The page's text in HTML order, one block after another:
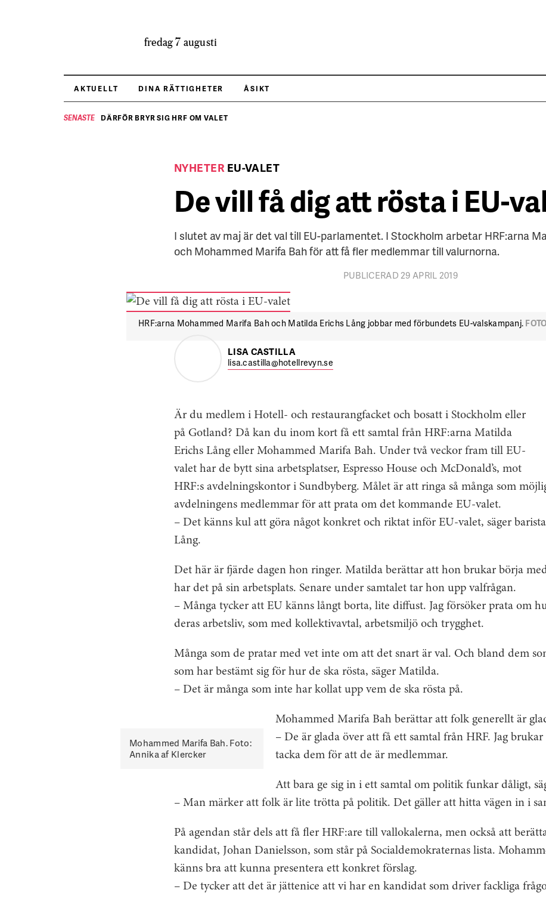
fredag 7 augusti
AKTUELLT DINA RÄTTIGHETER ÅSIKT
SENASTE DÄRFÖR BRYR SIG HRF OM VALET
NYHETER EU-VALET
De vill få dig att rösta i EU-
I slutet av maj är det val till EU-parlamentet. I Stockholm arbetar HRF:arna
och Mohammed Marifa Bah för att få fler medlemmar till valurnorna.
PUBLICERAD 29 APRIL 2019
HRF:arna Mohammed Marifa Bah och Matilda Erichs Lång jobbar med förbundets EU-valskampanj.
LISA CASTILLA
lisa.castilla@hotellrevyn.se
Är du medlem i Hotell- och restaurangfacket och bosatt i Stockholm eller
på Gotland? Då kan du inom kort få ett samtal från HRF:arna Matilda
Erichs Lång eller Mohammed Marifa Bah. Under två veckor fram till EU-
valet har de bytt sina arbetsplatser, Espresso House och McDonald’s, mot
HRF:s avdelningskontor i Sundbyberg. Målet är att ringa så många som
avdelningens medlemmar för att prata om det kommande EU-valet.
– Det känns kul att göra något konkret och riktat inför EU-valet, säger
Lång.
Det här är fjärde dagen hon ringer. Matilda berättar att hon brukar börja
har det på sin arbetsplats. Senare under samtalet tar hon upp valfrågan.
– Många tycker att EU känns långt borta, lite diffust. Jag försöker prata om
deras arbetsliv, som med kollektivavtal, arbetsmiljö och trygghet.
Många som de pratar med vet inte om att det snart är val. Och bland dem
som har bestämt sig för hur de ska rösta, säger Matilda.
– Det är många som inte har kollat upp vem de ska rösta på.
Mohammed Marifa Bah. Foto:
Annika af Klercker
Mohammed Marifa Bah berättar att folk generellt är
– De är glada över att få ett samtal från HRF. Jag
tacka dem för att de är medlemmar.
Att bara ge sig in i ett samtal om politik funkar dåligt,
– Man märker att folk är lite trötta på politik. Det gäller att hitta vägen in i
På agendan står dels att få fler HRF:are till vallokalerna, men också att
kandidat, Johan Danielsson, som står på Socialdemokraternas lista.
känns bra att kunna presentera ett konkret förslag.
– De tycker att det är jättenice att vi har en kandidat som driver fackliga